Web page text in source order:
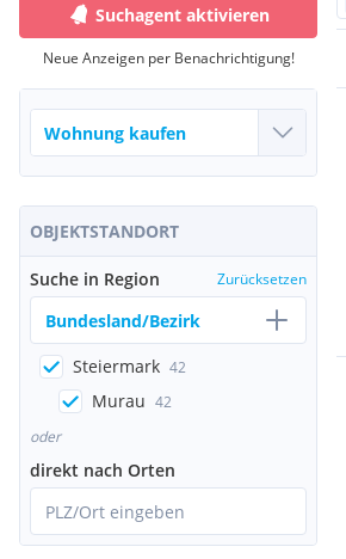
Suchagent aktivieren
Neue Anzeigen per Benachrichtigung!
OBJEKTSTANDORT
Suche in Region Zurücksetzen
Bundesland/Bezirk
Steiermark 42
Murau 42
oder
direkt nach Orten
PLZ/Ort eingeben